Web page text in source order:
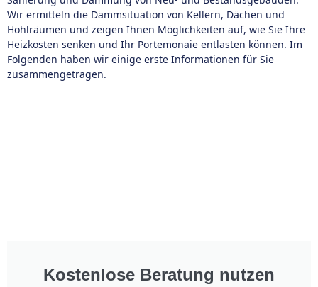
Wir ermitteln die Dämmsituation von Kellern, Dächen und
Hohlräumen und zeigen Ihnen Möglichkeiten auf, wie Sie Ihre
Heizkosten senken und Ihr Portemonaie entlasten können. Im
Folgenden haben wir einige erste Informationen für Sie
zusammengetragen.
Kostenlose Beratung nutzen